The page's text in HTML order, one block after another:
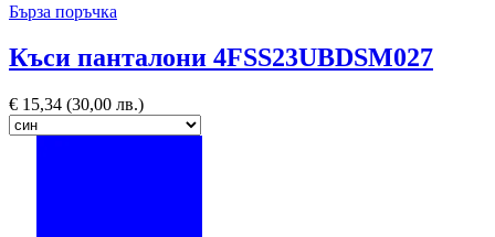
Бърза поръчка
Къси панталони 4FSS23UBDSM027
€ 15,34 (30,00 лв.)